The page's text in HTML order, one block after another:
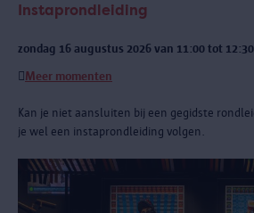
Instaprondleiding
zondag 16 augustus 2026 van 11:00 tot 12:30
Meer momenten
Kan je niet aansluiten bij een gegidste
je wel een instaprondleiding volgen.